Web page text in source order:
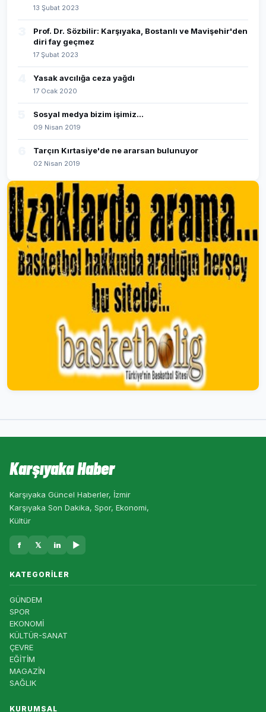
13 Şubat 2023
Prof. Dr. Sözbilir: Karşıyaka, Bostanlı ve Mavişehir'den
diri fay geçmez
17 Şubat 2023
Yasak avcılığa ceza yağdı
17 Ocak 2020
Sosyal medya bizim işimiz...
09 Nisan 2019
Tarçın Kırtasiye'de ne ararsan bulunuyor
02 Nisan 2019
Karşıyaka Haber
Karşıyaka Güncel Haberler, İzmir
Karşıyaka Son Dakika, Spor, Ekonomi,
Kültür
f 𝕏 in ▶
KATEGORILER
GÜNDEM
SPOR
EKONOMİ
KÜLTÜR-SANAT
ÇEVRE
EĞİTİM
MAGAZİN
SAĞLIK
KURUMSAL